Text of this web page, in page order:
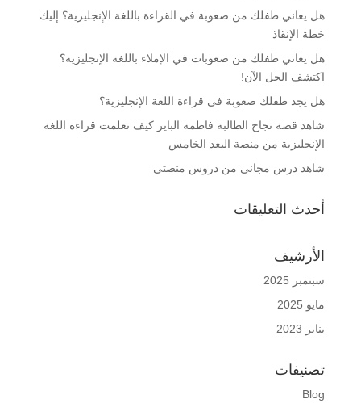
هل يعاني طفلك من صعوبة في القراءة باللغة الإنجليزية؟ إليك
خطة الإنقاذ
هل يعاني طفلك من صعوبات في الإملاء باللغة الإنجليزية؟
اكتشف الحل الآن!
هل يجد طفلك صعوبة في قراءة اللغة الإنجليزية؟
شاهد قصة نجاح الطالبة فاطمة الباير كيف تعلمت قراءة اللغة
الإنجليزية من منصة البعد الخامس
شاهد درس مجاني من دروس منصتي
أحدث التعليقات
الأرشيف
سبتمبر 2025
مايو 2025
يناير 2023
تصنيفات
Blog